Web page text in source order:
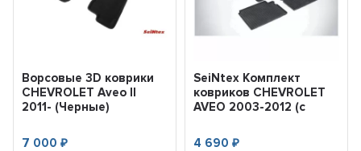
Ворсовые 3D коврики
CHEVROLET Aveo II
2011- (Черные)
86275
7 000₽
SeiNtex Комплект
ковриков CHEVROLET
AVEO 2003-2012 (с
4 690 ₽